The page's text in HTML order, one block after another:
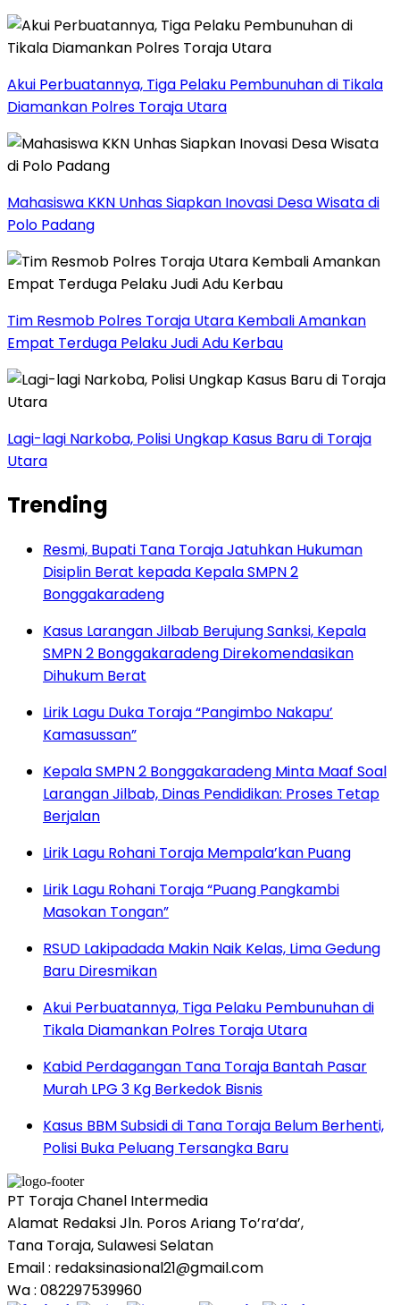
Akui Perbuatannya, Tiga Pelaku Pembunuhan di Tikala
Diamankan Polres Toraja Utara
Mahasiswa KKN Unhas Siapkan Inovasi Desa Wisata di
Polo Padang
Tim Resmob Polres Toraja Utara Kembali Amankan
Empat Terduga Pelaku Judi Adu Kerbau
Lagi-lagi Narkoba, Polisi Ungkap Kasus Baru di Toraja
Utara
Trending
Resmi, Bupati Tana Toraja Jatuhkan Hukuman
Disiplin Berat kepada Kepala SMPN 2
Bonggakaradeng
Kasus Larangan Jilbab Berujung Sanksi, Kepala
SMPN 2 Bonggakaradeng Direkomendasikan
Dihukum Berat
Lirik Lagu Duka Toraja “Pangimbo Nakapu’
Kamasussan”
Kepala SMPN 2 Bonggakaradeng Minta Maaf Soal
Larangan Jilbab, Dinas Pendidikan: Proses Tetap
Berjalan
Lirik Lagu Rohani Toraja Mempala’kan Puang
Lirik Lagu Rohani Toraja “Puang Pangkambi
Masokan Tongan”
RSUD Lakipadada Makin Naik Kelas, Lima Gedung
Baru Diresmikan
Akui Perbuatannya, Tiga Pelaku Pembunuhan di
Tikala Diamankan Polres Toraja Utara
Kabid Perdagangan Tana Toraja Bantah Pasar
Murah LPG 3 Kg Berkedok Bisnis
Kasus BBM Subsidi di Tana Toraja Belum Berhenti,
Polisi Buka Peluang Tersangka Baru
PT Toraja Chanel Intermedia
Alamat Redaksi Jln. Poros Ariang To’ra’da’,
Tana Toraja, Sulawesi Selatan
Email : redaksinasional21@gmail.com
Wa : 082297539960